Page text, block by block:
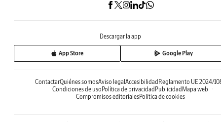
Descargar la app
App Store Google Play
ContactarQuiénes somosAviso legalAccesibilidadReglamento UE 2024/
Condiciones de usoPolítica de privacidadPublicidadMapa web
Compromisos editorialesPolítica de cookies